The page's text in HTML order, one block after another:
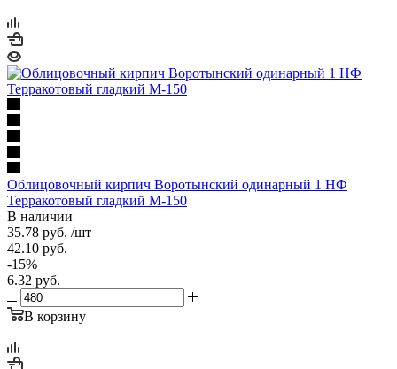
Облицовочный кирпич Воротынский одинарный 1 НФ
Терракотовый гладкий М-150
В наличии
35.78 руб. /шт
42.10 руб.
-15%
6.32 руб.
В корзину